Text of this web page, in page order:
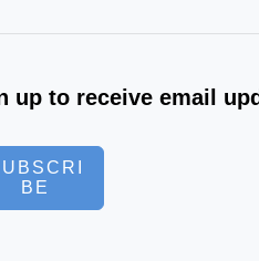
up to receive email
BE